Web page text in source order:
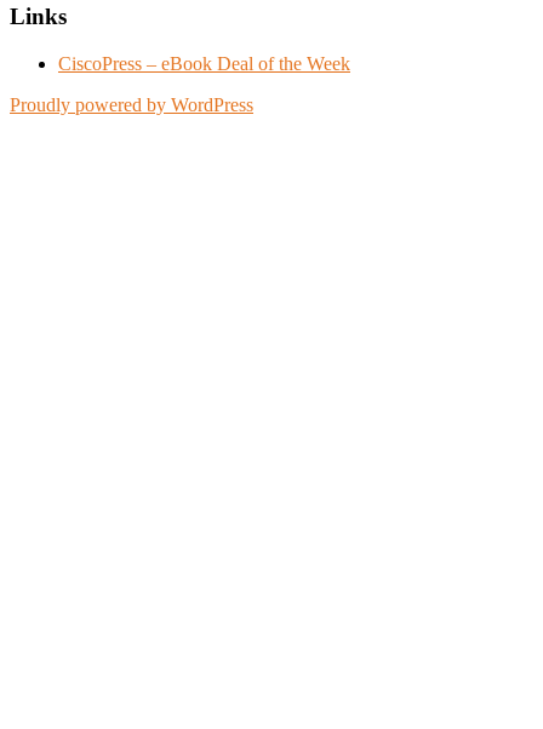
Links
CiscoPress – eBook Deal of the Week
Proudly powered by WordPress